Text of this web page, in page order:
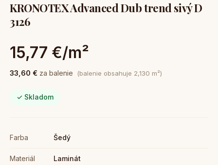
KRONOTEX Advanced Dub trend sivý D
3126
15,77 €/m²
33,60 € za balenie (balenie obsahuje 2,130 m²)
✓ Skladom
Farba Šedý
Materiál Laminát